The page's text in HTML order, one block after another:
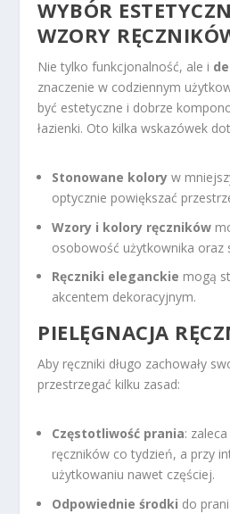
WYBÓR
WZORY
Nie tylko funkcjonalność, ale i
znaczenie w codziennym
być estetyczne i dobrze
łazienki. Oto kilka wskazówek
Stonowane kolory w
optycznie powiększać
Wzory i kolory ręczników
osobowość użytkownika oraz
Ręczniki eleganckie mogą
akcentem dekoracyjnym.
PIELĘGNACJA
Aby ręczniki długo zachowały
przestrzegać kilku zasad:
Częstotliwość prania:
ręczników co tydzień, a przy
użytkowaniu nawet częściej.
Odpowiednie środki do